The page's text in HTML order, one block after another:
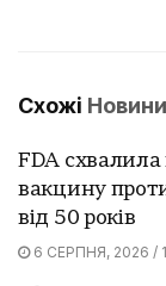
Схожі Новини
FDA
вакцину
від 50 років
6 СЕРПНЯ, 2026 /